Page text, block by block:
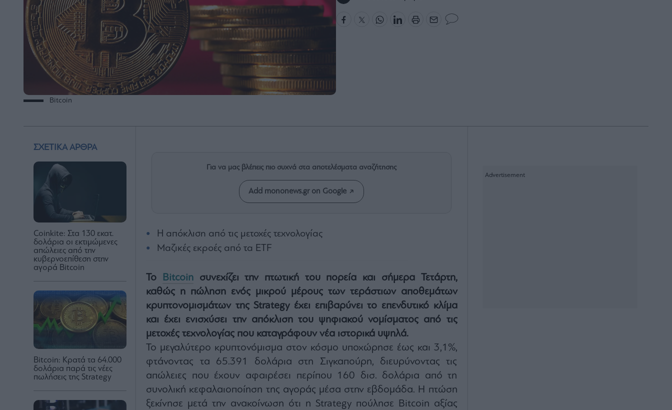
Bitcoin
ΣΧΕΤΙΚΑ ΑΡΘΡΑ
Coinkite: Στα 130 εκατ.
δολάρια οι εκτιμώμενες
απώλειες από την
κυβερνοεπίθεση στην
αγορά Bitcoin
Bitcoin: Κρατά τα 64.000
δολάρια παρά τις νέες
πωλήσεις της Strategy
Για να μας βλέπεις πιο συχνά στα αποτελέσματα αναζήτησης
Add mononews.gr on Google
Η απόκλιση από τις μετοχές τεχνολογίας
Μαζικές εκροές από τα ETF
Το Bitcoinσυνεχίζει την πτωτική του πορεία και σήμερα Τετάρτη,
καθώς η πώληση ενός μικρού μέρους των τεράστιων αποθεμάτων
κρυπτονομισμάτων της Strategy έχει επιβαρύνει το επενδυτικό κλίμα
και έχει ενισχύσει την απόκλιση του ψηφιακού νομίσματος από τις
μετοχές τεχνολογίας που καταγράφουν νέα ιστορικά υψηλά.
Το μεγαλύτερο κρυπτονόμισμα στον κόσμο υποχώρησε έως και 3,1%,
φτάνοντας τα 65.391 δολάρια στη Σιγκαπούρη, διευρύνοντας τις
απώλειες που έχουν αφαιρέσει περίπου 160 δισ. δολάρια από τη
συνολική κεφαλαιοποίηση της αγοράς μέσα στην εβδομάδα. Η πτώση
ξεκίνησε μετά την ανακοίνωση ότι η Strategy πούλησε Bitcoin αξίας